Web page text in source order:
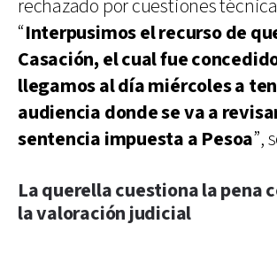
rechazado por cuestiones
“Interpusimos el recurso de
Casación, el cual fue
llegamos al día miércoles a
audiencia donde se va a
sentencia impuesta a Pesoa”,
La querella cuestiona la pena
la valoración judicial